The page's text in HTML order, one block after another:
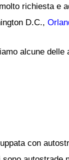
richiesta e
D.C.,
alcune
con